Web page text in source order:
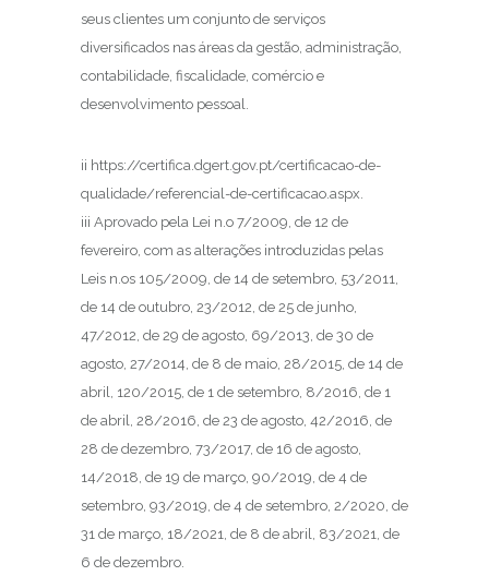
seus clientes um conjunto de serviços
diversificados nas áreas da gestão, administração,
contabilidade, fiscalidade, comércio e
desenvolvimento pessoal.
ii https://certifica.dgert.gov.pt/certificacao-de-
qualidade/referencial-de-certificacao.aspx.
iii Aprovado pela Lei n.o 7/2009, de 12 de
fevereiro, com as alterações introduzidas pelas
Leis n.os 105/2009, de 14 de setembro, 53/2011,
de 14 de outubro, 23/2012, de 25 de junho,
47/2012, de 29 de agosto, 69/2013, de 30 de
agosto, 27/2014, de 8 de maio, 28/2015, de 14 de
abril, 120/2015, de 1 de setembro, 8/2016, de 1
de abril, 28/2016, de 23 de agosto, 42/2016, de
28 de dezembro, 73/2017, de 16 de agosto,
14/2018, de 19 de março, 90/2019, de 4 de
setembro, 93/2019, de 4 de setembro, 2/2020, de
31 de março, 18/2021, de 8 de abril, 83/2021, de
6 de dezembro.